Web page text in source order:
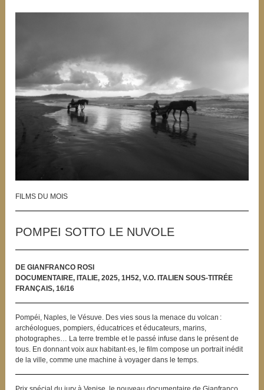
FILMS DU MOIS
POMPEI SOTTO LE NUVOLE
DE GIANFRANCO ROSI
DOCUMENTAIRE, ITALIE, 2025, 1H52, V.O. ITALIEN SOUS-TITRÉE
FRANÇAIS, 16/16
Pompéi, Naples, le Vésuve. Des vies sous la menace du volcan :
archéologues, pompiers, éducatrices et éducateurs, marins,
photographes… La terre tremble et le passé infuse dans le présent de
tous. En donnant voix aux habitant·es, le film compose un portrait inédit
de la ville, comme une machine à voyager dans le temps.